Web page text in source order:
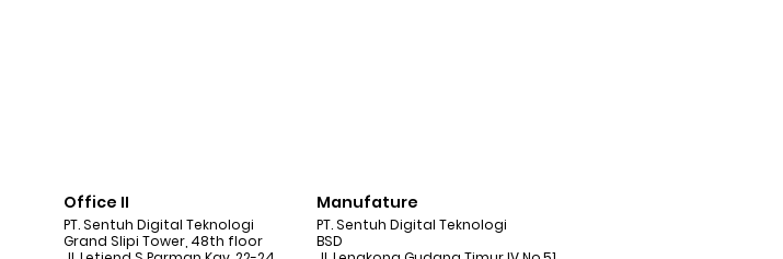
Office II
PT. Sentuh Digital Teknologi
Grand Slipi Tower, 48th floor
Manufature
PT. Sentuh Digital Teknologi
BSD